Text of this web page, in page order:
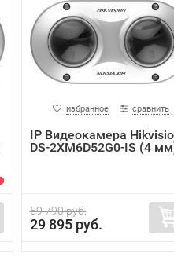
избранное сравнить
IP Видеокамера
DS-2XM6D52G0-IS (4
59 790 руб.
29 895 руб.